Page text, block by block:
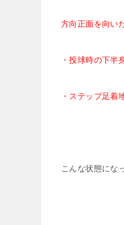
方向正面を向い
・投球時の下半
・ステップ足着
こんな状態にな